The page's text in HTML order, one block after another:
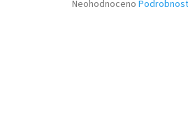
Průměrné
Neohodnoceno